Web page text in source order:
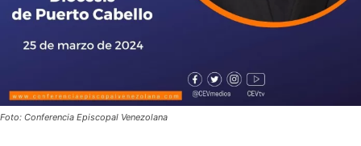
Foto: Conferencia Episcopal Venezolana